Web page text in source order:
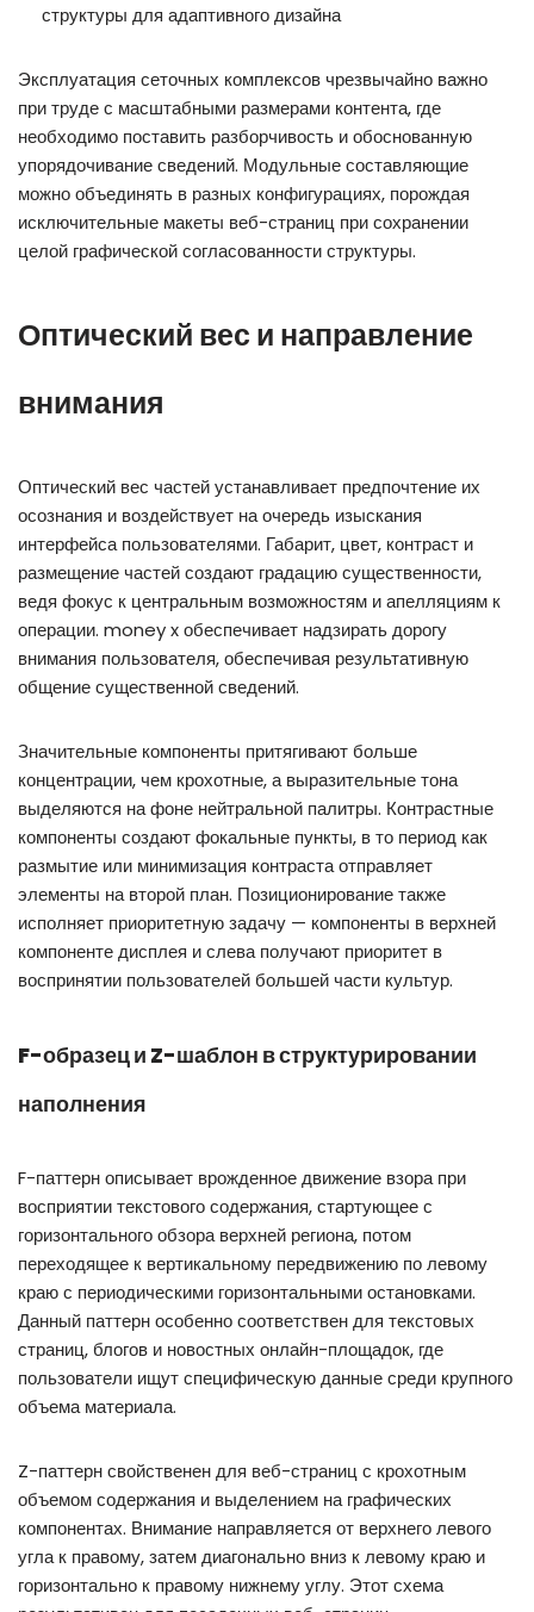
структуры для адаптивного дизайна
Эксплуатация сеточных комплексов чрезвычайно важно
при труде с масштабными размерами контента, где
необходимо поставить разборчивость и обоснованную
упорядочивание сведений. Модульные составляющие
можно объединять в разных конфигурациях, порождая
исключительные макеты веб-страниц при сохранении
целой графической согласованности структуры.
Оптический вес и направление
внимания
Оптический вес частей устанавливает предпочтение их
осознания и воздействует на очередь изыскания
интерфейса пользователями. Габарит, цвет, контраст и
размещение частей создают градацию существенности,
ведя фокус к центральным возможностям и апелляциям к
операции. money x обеспечивает надзирать дорогу
внимания пользователя, обеспечивая результативную
общение существенной сведений.
Значительные компоненты притягивают больше
концентрации, чем крохотные, а выразительные тона
выделяются на фоне нейтральной палитры. Контрастные
компоненты создают фокальные пункты, в то период как
размытие или минимизация контраста отправляет
элементы на второй план. Позиционирование также
исполняет приоритетную задачу — компоненты в верхней
компоненте дисплея и слева получают приоритет в
воспринятии пользователей большей части культур.
F-образец и Z-шаблон в структурировании
наполнения
F-паттерн описывает врожденное движение взора при
восприятии текстового содержания, стартующее с
горизонтального обзора верхней региона, потом
переходящее к вертикальному передвижению по левому
краю с периодическими горизонтальными остановками.
Данный паттерн особенно соответствен для текстовых
страниц, блогов и новостных онлайн-площадок, где
пользователи ищут специфическую данные среди крупного
объема материала.
Z-паттерн свойственен для веб-страниц с крохотным
объемом содержания и выделением на графических
компонентах. Внимание направляется от верхнего левого
угла к правому, затем диагонально вниз к левому краю и
горизонтально к правому нижнему углу. Этот схема